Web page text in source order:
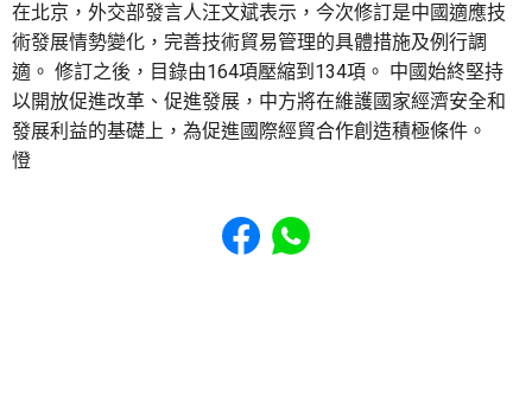
在北京，外交部發言人汪文斌表示，今次修訂是中國適應技
術發展情勢變化，完善技術貿易管理的具體措施及例行調
適。 修訂之後，目錄由164項壓縮到134項。 中國始終堅持
以開放促進改革、促進發展，中方將在維護國家經濟安全和
發展利益的基礎上，為促進國際經貿合作創造積極條件。
憕
Share to Facebook
Share to WhatsApp